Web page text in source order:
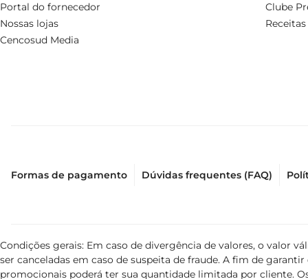
Portal do fornecedor
Nossas lojas
Cencosud Media
Clube
Receitas
Formas de pagamento Dúvidas frequentes (FAQ)
Condições gerais: Em caso de divergência de valores, o valor
ser canceladas em caso de suspeita de fraude. A fim de
promocionais poderá ter sua quantidade limitada por cliente.